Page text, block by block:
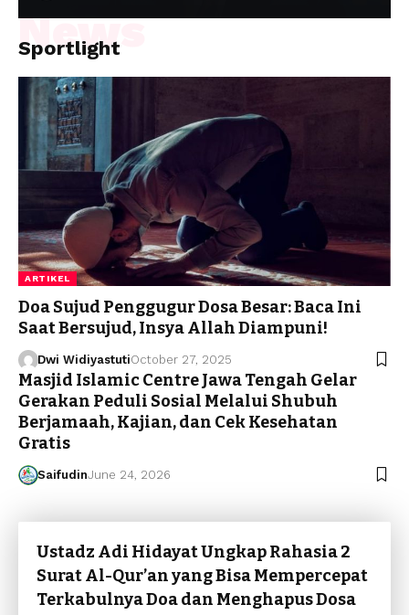
Sportlight
News
ARTIKEL
Doa Sujud Penggugur Dosa Besar: Baca Ini
Saat Bersujud, Insya Allah Diampuni!
Dwi WidiyastutiOctober 27, 2025
Masjid Islamic Centre Jawa Tengah Gelar
Gerakan Peduli Sosial Melalui Shubuh
Berjamaah, Kajian, dan Cek Kesehatan
Gratis
SaifudinJune 24, 2026
Ustadz Adi Hidayat Ungkap Rahasia 2
Surat Al-Qur’an yang Bisa Mempercepat
Terkabulnya Doa dan Menghapus Dosa